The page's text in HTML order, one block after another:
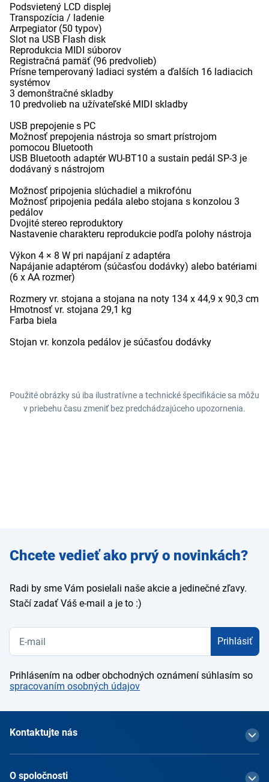
Podsvietený LCD displej
Transpozícia / ladenie
Arrpegiator (50 typov)
Slot na USB Flash disk
Reprodukcia MIDI súborov
Registračná pamäť (96 predvolieb)
Prísne temperovaný ladiaci systém a ďalších 16 ladiacich
systémov
3 demonštračné skladby
10 predvolieb na užívateľské MIDI skladby
USB prepojenie s PC
Možnosť prepojenia nástroja so smart prístrojom
pomocou Bluetooth
USB Bluetooth adaptér WU-BT10 a sustain pedál SP-3 je
dodávaný s nástrojom
Možnosť pripojenia slúchadiel a mikrofónu
Možnosť pripojenia pedála alebo stojana s konzolou 3
pedálov
Dvojité stereo reproduktory
Nastavenie charakteru reprodukcie podľa polohy nástroja
Výkon 4 × 8 W pri napájaní z adaptéra
Napájanie adaptérom (súčasťou dodávky) alebo batériami
(6 x AA rozmer)
Rozmery vr. stojana a stojana na noty 134 x 44,9 x 90,3 cm
Hmotnosť vr. stojana 29,1 kg
Farba biela
Stojan vr. konzola pedálov je súčasťou dodávky
Použité obrázky sú iba ilustratívne a technické špecifikácie sa môžu
v priebehu času zmeniť bez predchádzajúceho upozornenia.
Zadajte
e-mail
Chcete vedieť ako prvý o novinkách?
Radi by sme Vám posielali naše akcie a jedinečné zľavy.
Stačí zadať Váš e-mail a je to :)
Prihlásiť
Prihlásením na odber obchodných oznámení súhlasím so
spracovaním osobných údajov
Kontaktujte nás
O spoločnosti